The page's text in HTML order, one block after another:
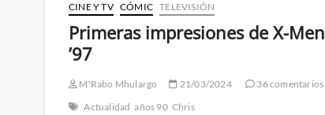
CINE Y TV CÓMIC TELEVISIÓN
Primeras impresiones de X-Men
’97
M'Rabo Mhulargo 21/03/2024
36 comentarios
Actualidad años 90 Chris